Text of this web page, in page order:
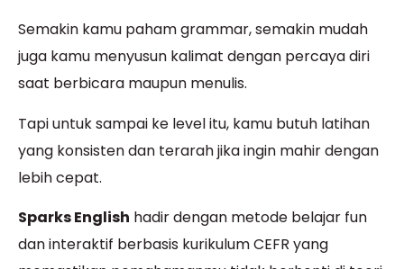
Semakin kamu paham grammar, semakin mudah
juga kamu menyusun kalimat dengan percaya diri
saat berbicara maupun menulis.
Tapi untuk sampai ke level itu, kamu butuh latihan
yang konsisten dan terarah jika ingin mahir dengan
lebih cepat.
Sparks English hadir dengan metode belajar fun
dan interaktif berbasis kurikulum CEFR yang